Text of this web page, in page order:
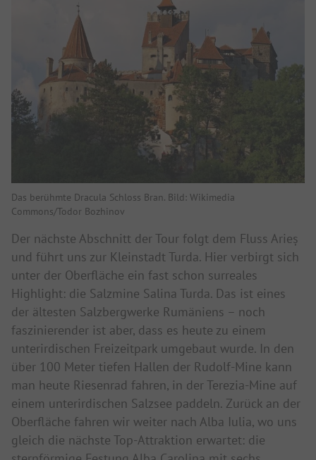
Das berühmte Dracula Schloss Bran. Bild: Wikimedia
Commons/Todor Bozhinov
Der nächste Abschnitt der Tour folgt dem Fluss Arieș
und führt uns zur Kleinstadt Turda. Hier verbirgt sich
unter der Oberfläche ein fast schon surreales
Highlight: die Salzmine Salina Turda. Das ist eines
der ältesten Salzbergwerke Rumäniens – noch
faszinierender ist aber, dass es heute zu einem
unterirdischen Freizeitpark umgebaut wurde. In den
über 100 Meter tiefen Hallen der Rudolf-Mine kann
man heute Riesenrad fahren, in der Terezia-Mine auf
einem unterirdischen Salzsee paddeln. Zurück an der
Oberfläche fahren wir weiter nach Alba Iulia, wo uns
gleich die nächste Top-Attraktion erwartet: die